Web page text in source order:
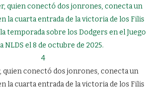
4
quien conectó dos jonrones, conecta un
la cuarta entrada de la victoria de los Filis